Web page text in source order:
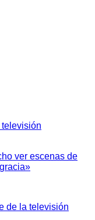
ver escenas de
de la televisión